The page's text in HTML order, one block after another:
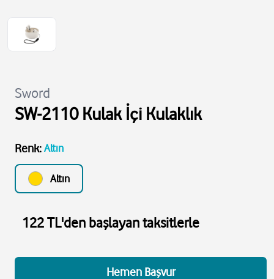
Sword
SW-2110 Kulak İçi Kulaklık
Renk: Altın
Altın
122 TL'den başlayan taksitlerle
Hemen Başvur